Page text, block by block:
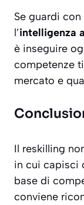
Se guardi
l’intelligenza
è inseguire
competenze
mercato e
Il reskilling
in cui capisci
base di
conviene